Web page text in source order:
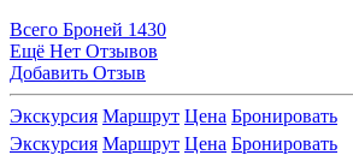
Всего Броней 1430
Ещё Нет Отзывов
Добавить Отзыв
Экскурсия Маршрут Цена Бронировать
Экскурсия Маршрут Цена Бронировать